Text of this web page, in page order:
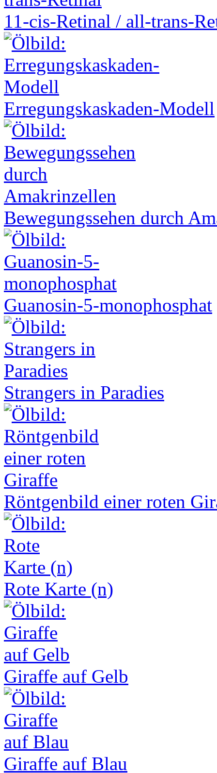
11-cis-Retinal / all-trans-
Erregungskaskaden-Modell
Bewegungssehen durch
Guanosin-5-monophosphat
Strangers in Paradies
Röntgenbild einer roten
Rote Karte (n)
Giraffe auf Gelb
Giraffe auf Blau